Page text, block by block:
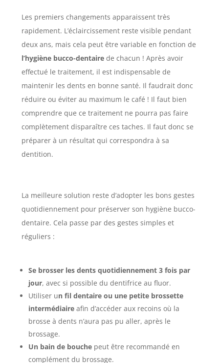
Les premiers changements apparaissent très
rapidement. L’éclaircissement reste visible pendant
deux ans, mais cela peut être variable en fonction de
l’hygiène bucco-dentairede chacun ! Après avoir
effectué le traitement, il est indispensable de
maintenir les dents en bonne santé. Il faudrait donc
réduire ou éviter au maximum le café ! Il faut bien
comprendre que ce traitement ne pourra pas faire
complètement disparaître ces taches. Il faut donc se
préparer à un résultat qui correspondra à sa
dentition.
La meilleure solution reste d’adopter les bons gestes
quotidiennement pour préserver son hygiène bucco-
dentaire. Cela passe par des gestes simples et
réguliers :
Se brosser les dents quotidiennement 3 fois par
jour, avec si possible du dentifrice au fluor.
Utiliser un fil dentaire ou une petite brossette
intermédiaireafin d’accéder aux recoins où la
brosse à dents n’aura pas pu aller, après le
brossage.
Un bain de bouchepeut être recommandé en
complément du brossage.